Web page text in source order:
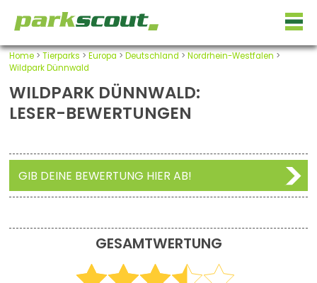
Home> Tierparks > Europa > Deutschland > Nordrhein-Westfalen >
Wildpark Dünnwald
WILDPARK DÜNNWALD:
LESER-BEWERTUNGEN
GIB DEINE BEWERTUNG HIER AB!
GESAMTWERTUNG